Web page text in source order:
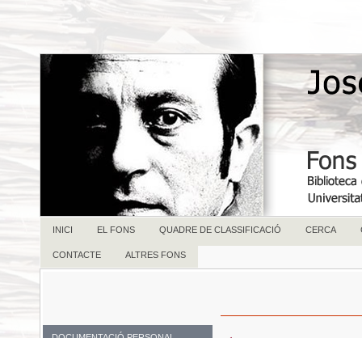
INICI EL FONS QUADRE DE CLASSIFICACIÓ CERCA
CONTACTE ALTRES FONS